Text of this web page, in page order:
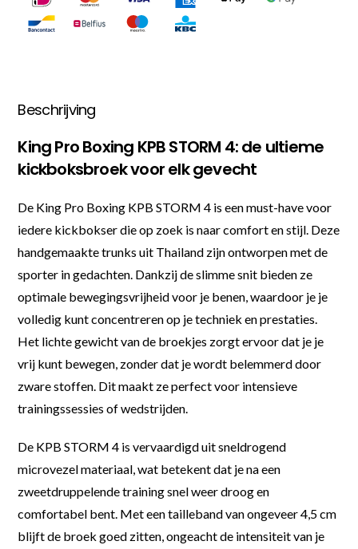
Beschrijving
King Pro Boxing KPB STORM 4: de ultieme
kickboksbroek voor elk gevecht
De King Pro Boxing KPB STORM 4 is een must-have voor
iedere kickbokser die op zoek is naar comfort en stijl. Deze
handgemaakte trunks uit Thailand zijn ontworpen met de
sporter in gedachten. Dankzij de slimme snit bieden ze
optimale bewegingsvrijheid voor je benen, waardoor je je
volledig kunt concentreren op je techniek en prestaties.
Het lichte gewicht van de broekjes zorgt ervoor dat je je
vrij kunt bewegen, zonder dat je wordt belemmerd door
zware stoffen. Dit maakt ze perfect voor intensieve
trainingssessies of wedstrijden.
De KPB STORM 4 is vervaardigd uit sneldrogend
microvezel materiaal, wat betekent dat je na een
zweetdruppelende training snel weer droog en
comfortabel bent. Met een tailleband van ongeveer 4,5 cm
blijft de broek goed zitten, ongeacht de intensiteit van je